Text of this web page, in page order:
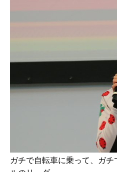
ガチで自転車に乗って、ガ